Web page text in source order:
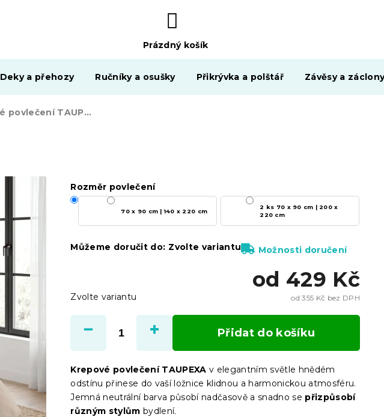
NÁKUPNÍ
KOŠÍK
Prázdný košík
Deky a přehozy Ručníky a osušky Přikrývka a polštář Závěsy a
Krepové povlečení TAUPEXA světle hnědé
od 429 Kč
od355 Kč bez DPH
cena:
Zvolte variantu
Rozměr povlečení
70 x 90 cm | 140 x 220 cm
2 ks 70 x 90 cm | 200 x
220 cm
Můžeme doručit do: Zvolte variantu Možnosti doručení
Přidat do košíku
Krepové povlečení TAUPEXA v elegantním světle hnědém
odstínu přinese do vaší ložnice klidnou a harmonickou atmosféru.
Jemná neutrální barva působí nadčasově a snadno se přizpůsobí
různým stylům bydlení.